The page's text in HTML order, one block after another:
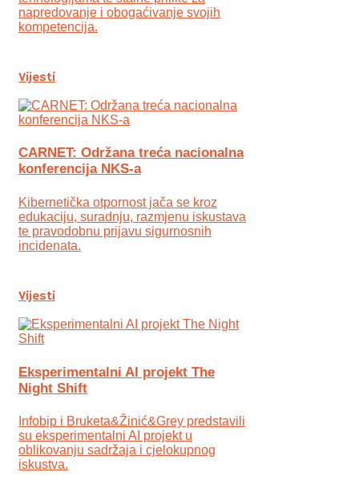
napredovanje i obogaćivanje svojih
kompetencija.
Vijesti
CARNET: Održana treća nacionalna
konferencija NKS-a
Kibernetička otpornost jača se kroz
edukaciju, suradnju, razmjenu iskustava
te pravodobnu prijavu sigurnosnih
incidenata.
Vijesti
Eksperimentalni AI projekt The
Night Shift
Infobip i Bruketa&Žinić&Grey predstavili
su eksperimentalni AI projekt u
oblikovanju sadržaja i cjelokupnog
iskustva.